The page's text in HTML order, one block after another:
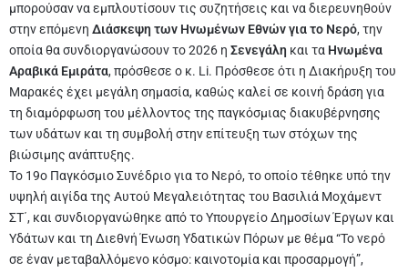
μπορούσαν να εμπλουτίσουν τις συζητήσεις και να διερευνηθούν
στην επόμενη Διάσκεψη των Ηνωμένων Εθνών για το Νερό, την
οποία θα συνδιοργανώσουν το 2026 η Σενεγάλη και τα Ηνωμένα
Αραβικά Εμιράτα, πρόσθεσε ο κ. Li. Πρόσθεσε ότι η Διακήρυξη του
Μαρακές έχει μεγάλη σημασία, καθώς καλεί σε κοινή δράση για
τη διαμόρφωση του μέλλοντος της παγκόσμιας διακυβέρνησης
των υδάτων και τη συμβολή στην επίτευξη των στόχων της
βιώσιμης ανάπτυξης.
Το 19ο Παγκόσμιο Συνέδριο για το Νερό, το οποίο τέθηκε υπό την
υψηλή αιγίδα της Αυτού Μεγαλειότητας του Βασιλιά Μοχάμεντ
ΣΤ΄, και συνδιοργανώθηκε από το Υπουργείο Δημοσίων Έργων και
Υδάτων και τη Διεθνή Ένωση Υδατικών Πόρων με θέμα “Το νερό
σε έναν μεταβαλλόμενο κόσμο: καινοτομία και προσαρμογή”,